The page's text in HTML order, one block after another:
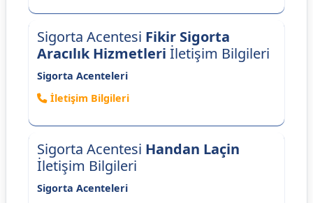
Sigorta Acentesi Fikir Sigorta
Aracılık Hizmetleri İletişim Bilgileri
Sigorta Acenteleri
İletişim Bilgileri
Sigorta Acentesi Handan Laçin
İletişim Bilgileri
Sigorta Acenteleri